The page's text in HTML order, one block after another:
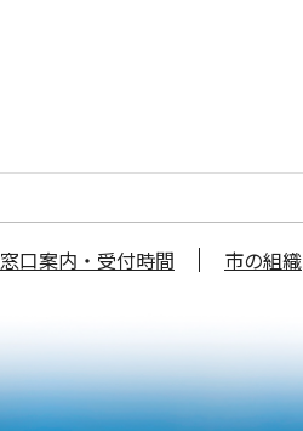
窓口案内・受付時間 市の組織